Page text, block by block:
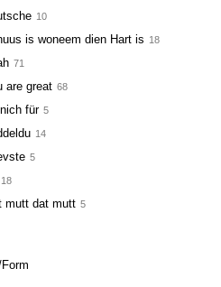
10
is woneem dien Hart is 18
71
are great 68
für 5
14
5
18
mutt dat mutt 5